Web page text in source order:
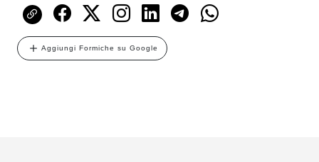
Aggiungi Formiche su Google